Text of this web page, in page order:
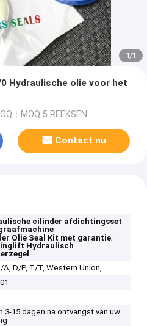
1/1
Hydraulische olie voor het
：MOQ 5 REEKSEN
Contact nu
cilinder afdichtingsset
Olie Seal Kit met garantie,
Hydraulisch
A, D/P, T/T, Western Union,
3-15 dagen na ontvangst van uw